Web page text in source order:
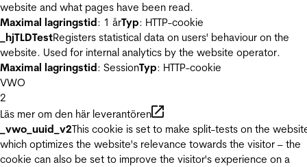
website and what pages have been read.
Maximal lagringstid: 1 årTyp: HTTP-cookie
_hjTLDTestRegisters statistical data on users' behaviour on the
website. Used for internal analytics by the website operator.
Maximal lagringstid: SessionTyp: HTTP-cookie
VWO
2
Läs mer om den här leverantören
_vwo_uuid_v2This cookie is set to make split-tests on the
which optimizes the website's relevance towards the visitor – the
cookie can also be set to improve the visitor's experience on a